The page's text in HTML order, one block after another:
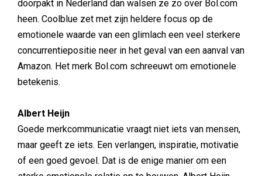
doorpakt in Nederland dan walsen ze zo over Bol.com
heen. Coolblue zet met zijn heldere focus op de
emotionele waarde van een glimlach een veel sterkere
concurrentiepositie neer in het geval van een aanval van
Amazon. Het merk Bol.com schreeuwt om emotionele
betekenis.
Albert Heijn
Goede merkcommunicatie vraagt niet iets van mensen,
maar geeft ze iets. Een verlangen, inspiratie, motivatie
of een goed gevoel. Dat is de enige manier om een